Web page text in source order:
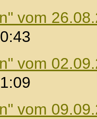
vom
vom
vom